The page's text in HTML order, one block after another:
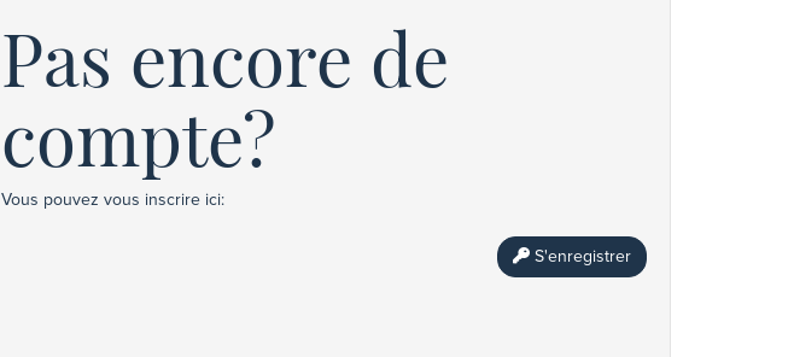
Pas encore de
compte?
Vous pouvez vous inscrire ici:
S'enregistrer